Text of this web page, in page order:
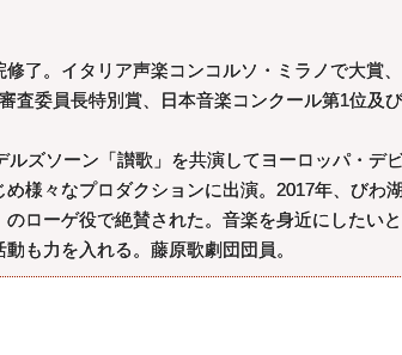
了。イタリア声楽コンコルソ・ミラノで大賞
査委員長特別賞、日本音楽コンクール第1位及
ズソーン「讃歌」を共演してヨーロッパ・デ
様々なプロダクションに出演。2017年、びわ
ローゲ役で絶賛された。音楽を身近にしたいと
も力を入れる。藤原歌劇団団員。